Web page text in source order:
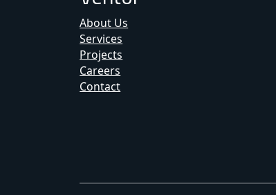
About Us
Services
Projects
Careers
Contact